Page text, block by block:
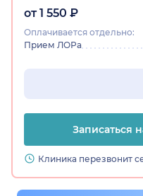
от 1 550 ₽
Оплачивается отдельно:
Прием ЛОРа
Записаться
Клиника перезвонит